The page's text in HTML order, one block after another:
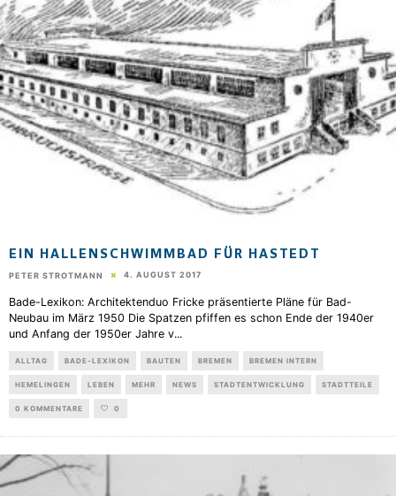
EIN HALLENSCHWIMMBAD FÜR HASTEDT
PETER STROTMANN 4. AUGUST 2017
Bade-Lexikon: Architektenduo Fricke präsentierte Pläne für Bad-
Neubau im März 1950 Die Spatzen pfiffen es schon Ende der 1940er
und Anfang der 1950er Jahre v...
ALLTAG BADE-LEXIKON BAUTEN BREMEN BREMEN INTERN
HEMELINGEN LEBEN MEHR NEWS STADTENTWICKLUNG STADTTEILE
0 KOMMENTARE 0